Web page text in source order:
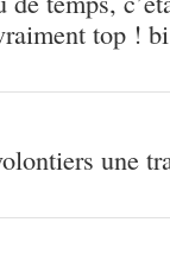
top !
une